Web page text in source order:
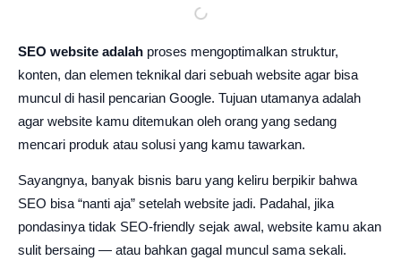
SEO website adalah proses mengoptimalkan struktur,
konten, dan elemen teknikal dari sebuah website agar bisa
muncul di hasil pencarian Google. Tujuan utamanya adalah
agar website kamu ditemukan oleh orang yang sedang
mencari produk atau solusi yang kamu tawarkan.
Sayangnya, banyak bisnis baru yang keliru berpikir bahwa
SEO bisa “nanti aja” setelah website jadi. Padahal, jika
pondasinya tidak SEO-friendly sejak awal, website kamu akan
sulit bersaing — atau bahkan gagal muncul sama sekali.